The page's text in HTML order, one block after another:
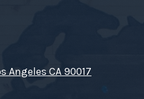
Angeles CA 90017